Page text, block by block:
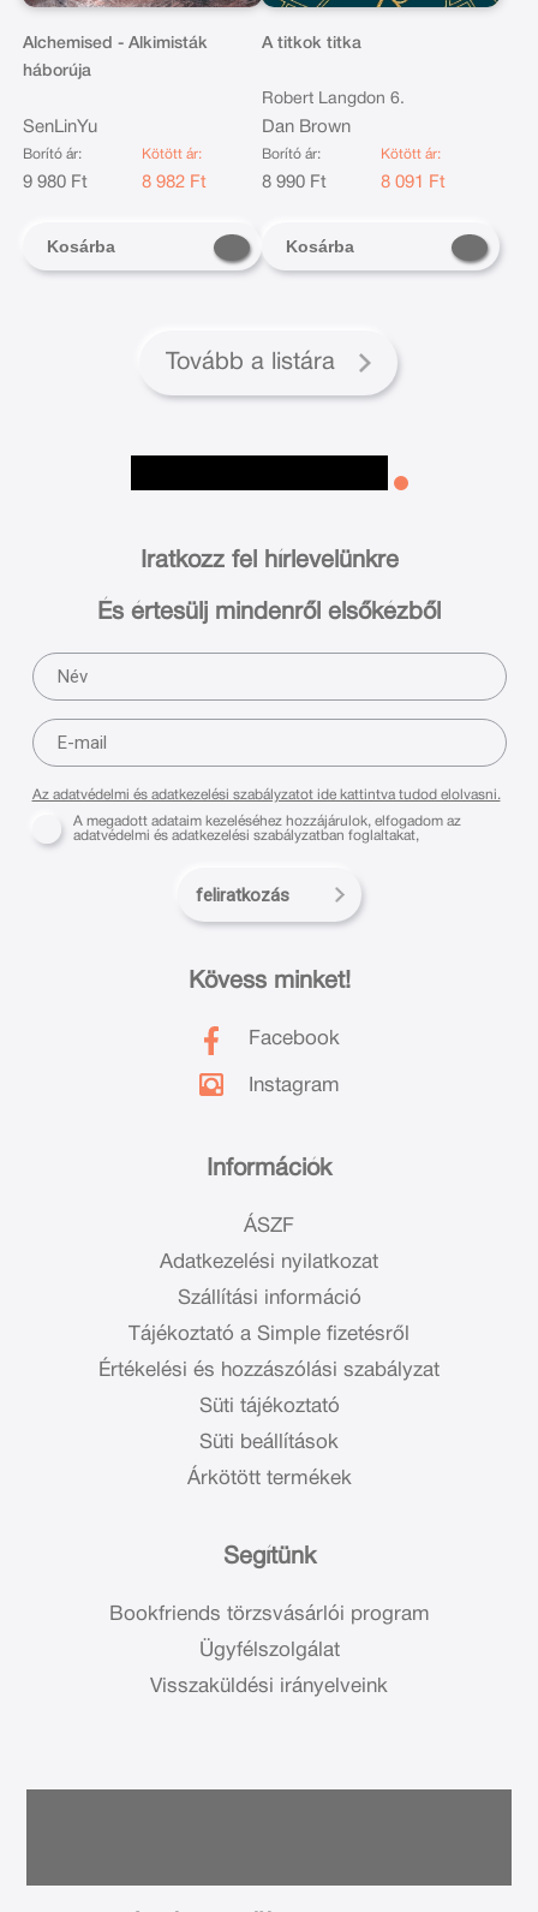
Alchemised - Alkimisták
háborúja
SenLinYu
Borító ár:
9 980 Ft
Kötött ár:
8 982 Ft
Kosárba
A titkok titka
Robert Langdon 6.
Dan Brown
Borító ár:
8 990 Ft
Kötött ár:
8 091 Ft
Kosárba
Tovább a listára
Információk
ÁSZF
Adatkezelési nyilatkozat
Szállítási információ
Tájékoztató a Simple fizetésről
Értékelési és hozzászólási szabályzat
Süti tájékoztató
Süti beállítások
Árkötött termékek
Segítünk
Bookfriends törzsvásárlói program
Ügyfélszolgálat
Visszaküldési irányelveink
Kövess minket!
Facebook
Instagram
Iratkozz fel hírlevelünkre
És értesülj mindenről elsőkézből
Az adatvédelmi és adatkezelési szabályzatot ide kattintva tudod elolvasni.
A megadott adataim kezeléséhez hozzájárulok, elfogadom az
adatvédelmi és adatkezelési szabályzatban foglaltakat,
feliratkozás